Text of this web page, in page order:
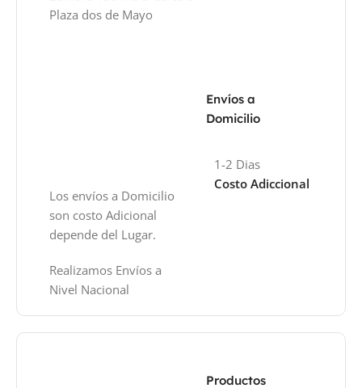
Plaza dos de Mayo
Envíos a
Domicilio
Los envíos a Domicilio
son costo Adicional
depende del Lugar.
Realizamos Envíos a
Nivel Nacional
1-2 Dias
Costo Adiccional
Productos